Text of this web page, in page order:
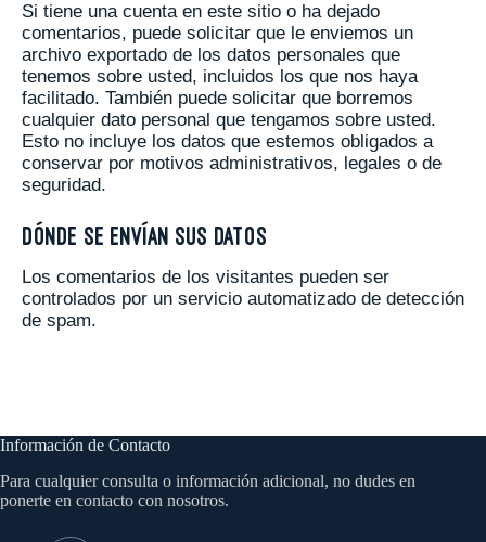
Si tiene una cuenta en este sitio o ha dejado
comentarios, puede solicitar que le enviemos un
archivo exportado de los datos personales que
tenemos sobre usted, incluidos los que nos haya
facilitado. También puede solicitar que borremos
cualquier dato personal que tengamos sobre usted.
Esto no incluye los datos que estemos obligados a
conservar por motivos administrativos, legales o de
seguridad.
Dónde se envían sus datos
Los comentarios de los visitantes pueden ser
controlados por un servicio automatizado de detección
de spam.
Información de Contacto
Para cualquier consulta o información adicional, no dudes en
ponerte en contacto con nosotros.